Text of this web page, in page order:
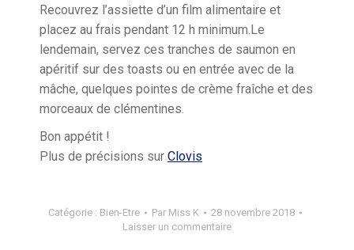
Recouvrez l’assiette d’un film alimentaire et
placez au frais pendant 12 h minimum.Le
lendemain, servez ces tranches de saumon en
apéritif sur des toasts ou en entrée avec de la
mâche, quelques pointes de crème fraîche et des
morceaux de clémentines.
Bon appétit !
Plus de précisions sur Clovis
Catégorie : Bien-Etre Par Miss K
28 novembre 2018
Laisser un commentaire